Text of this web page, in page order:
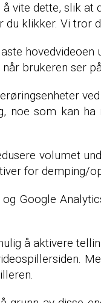
vite dette, slik
klikker. Vi tror
brukeren ser
noe som kan
volumet
for demping/
Google
å aktivere